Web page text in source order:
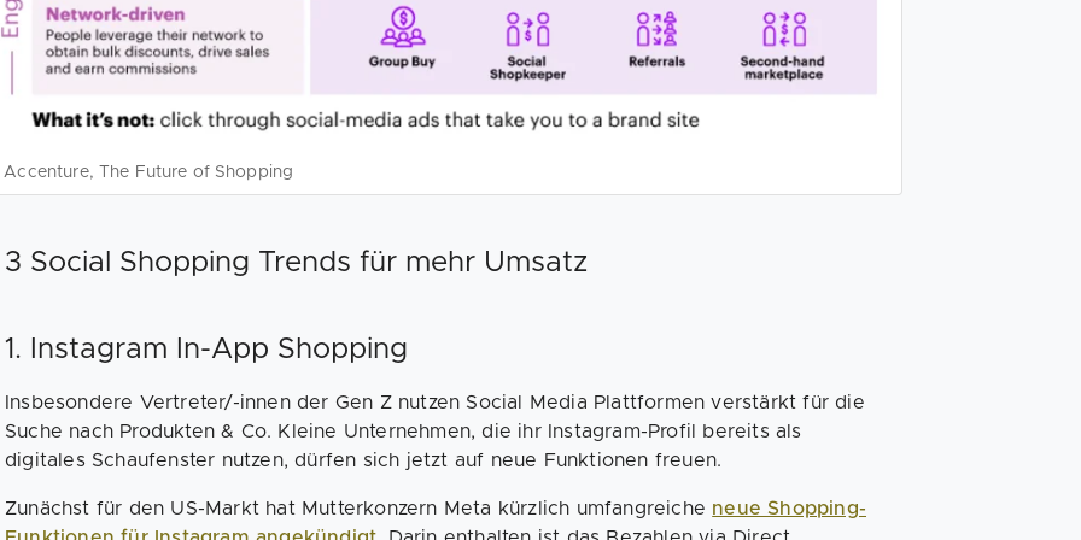
The Future of Shopping
3 Social Shopping Trends für mehr Umsatz
1. Instagram In-App Shopping
Insbesondere Vertreter/-innen der Gen Z nutzen Social Media Plattformen verstärkt für die
Suche nach Produkten & Co. Kleine Unternehmen, die ihr Instagram-Profil bereits als
digitales Schaufenster nutzen, dürfen sich jetzt auf neue Funktionen freuen.
Zunächst für den US-Markt hat Mutterkonzern Meta kürzlich umfangreiche neue Shopping-